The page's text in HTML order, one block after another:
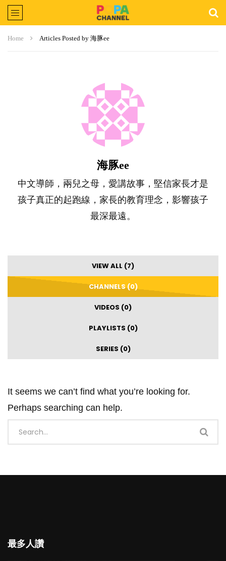
Home Articles Posted by 海豚ee
海豚ee
中文導師，兩兒之母，愛講故事，堅信家長才是
孩子真正的起跑線，家長的教育理念，影響孩子
最深最遠。
VIEW ALL (7)
CHANNELS (0)
VIDEOS (0)
PLAYLISTS (0)
SERIES (0)
It seems we can’t find what you’re looking for.
Perhaps searching can help.
最多人讚